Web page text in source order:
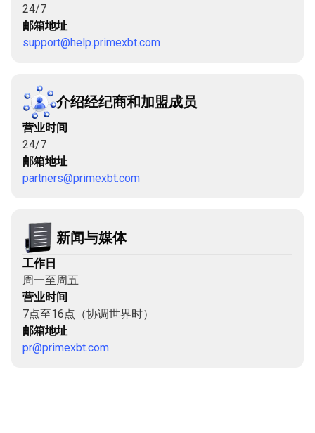
24/7
邮箱地址
support@help.primexbt.com
介绍经纪商和加盟成员
营业时间
24/7
邮箱地址
partners@primexbt.com
新闻与媒体
工作日
周一至周五
营业时间
7点至16点（协调世界时）
邮箱地址
pr@primexbt.com